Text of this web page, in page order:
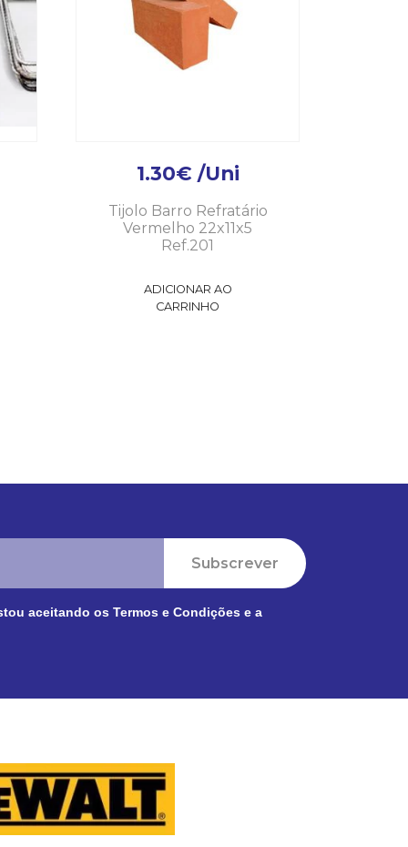
1.30€ /Uni
Tijolo Barro Refratário
Vermelho 22x11x5
Ref.201
ADICIONAR AO
CARRINHO
Subscrever
aceitando os Termos e Condições e a